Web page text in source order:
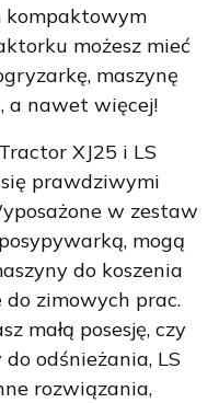
kompaktowym
możesz mieć
maszynę
a nawet więcej!
XJ25 i LS
prawdziwymi
w zestaw
mogą
do koszenia
zimowych prac.
małą posesję, czy
do odśnieżania, LS
rozwiązania,